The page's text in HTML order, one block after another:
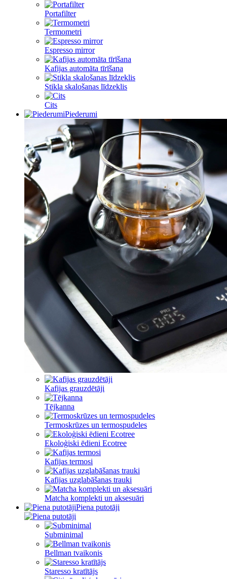
Portafilter
Termometri
Espresso mirror
Kafijas automāta tīrīšana
Stikla skalošanas līdzeklis
Cits
Piederumi
Kafijas grauzdētāji
Tējkanna
Termoskrūzes un termospudeles
Ekoloģiski ēdieni Ecotree
Kafijas termosi
Kafijas uzglabāšanas trauki
Matcha komplekti un aksesuāri
Piena putotāji
Subminimal
Bellman tvaikonis
Staresso kratītājs